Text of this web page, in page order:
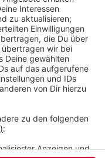
18:46